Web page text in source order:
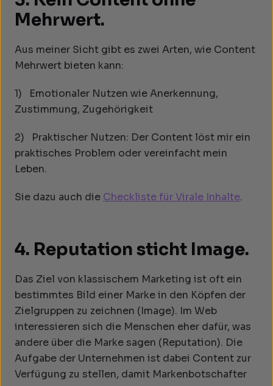
Mehrwert.
Aus meiner Sicht gibt es zwei Arten, wie Content
Mehrwert bieten kann:
1) Emotionaler Nutzen wie Anerkennung,
Zustimmung, Zugehörigkeit
2) Praktischer Nutzen: Der Content löst mir ein
praktisches Problem oder vereinfacht mein
Leben.
Sie dazu auch die Checkliste für Virale Inhalte.
4. Reputation sticht Image.
Das Ziel von klassischem Marketing ist oft ein
bestimmtes Bild einer Marke in den Köpfen der
Zielgruppen zu zeichnen (Image). Im Web
interessieren sich die Menschen eher dafür, was
andere über die Marke sagen (Reputation). Die
Aufgabe der Unternehmen ist dabei Content zur
Verfügung zu stellen, damit Markenbotschafter